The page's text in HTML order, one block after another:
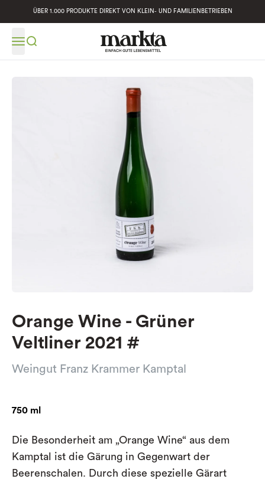
ÜBER 1.000 PRODUKTE DIREKT VON KLEIN- UND FAMILIENBETRIEBEN
Orange Wine - Grüner
Veltliner 2021 #
Weingut Franz Krammer Kamptal
750 ml
Die Besonderheit am „Orange Wine“ aus dem
Kamptal ist die Gärung in Gegenwart der
Beerenschalen. Durch diese spezielle Gärart